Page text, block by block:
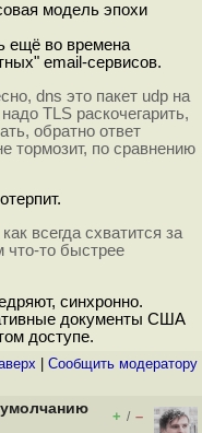
модель эпохи
ещё во времена
email-сервисов.
dns это пакет udp на
TLS раскочегарить,
обратно ответ
тормозит, по сравнению
всегда схватится за
что-то быстрее
синхронно.
документы США
доступе.
Cообщить модератору
умолчанию
+ / –